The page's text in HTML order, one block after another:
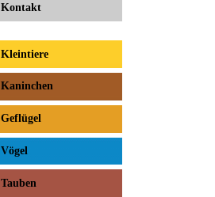
Kontakt
Kleintiere
Kaninchen
Geflügel
Vögel
Tauben